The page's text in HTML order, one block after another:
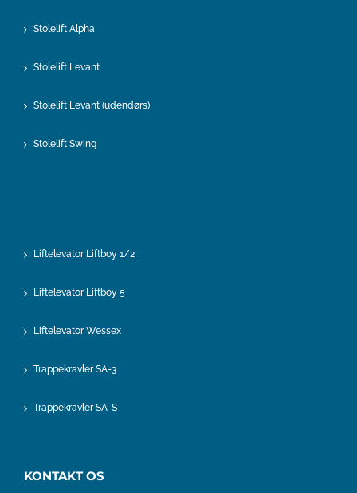
Stolelift Alpha
Stolelift Levant
Stolelift Levant (udendørs)
Stolelift Swing
Liftelevator Liftboy 1/2
Liftelevator Liftboy 5
Liftelevator Wessex
Trappekravler SA-3
Trappekravler SA-S
KONTAKT OS